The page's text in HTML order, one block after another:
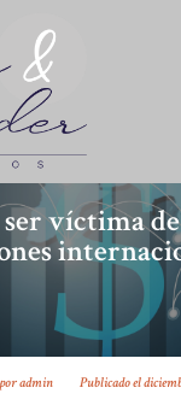
víctima
admin Publicado el